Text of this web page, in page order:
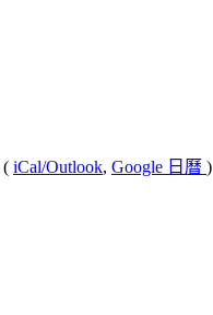
( iCal/Outlook, Google 日曆 )